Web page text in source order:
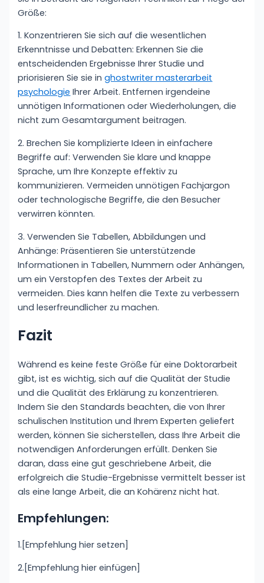
Größe:
1. Konzentrieren Sie sich auf die wesentlichen
Erkenntnisse und Debatten: Erkennen Sie die
entscheidenden Ergebnisse Ihrer Studie und
priorisieren Sie sie inghostwriter masterarbeit
psychologie Ihrer Arbeit. Entfernen irgendeine
unnötigen Informationen oder Wiederholungen, die
nicht zum Gesamtargument beitragen.
2. Brechen Sie komplizierte Ideen in einfachere
Begriffe auf: Verwenden Sie klare und knappe
Sprache, um Ihre Konzepte effektiv zu
kommunizieren. Vermeiden unnötigen Fachjargon
oder technologische Begriffe, die den Besucher
verwirren könnten.
3. Verwenden Sie Tabellen, Abbildungen und
Anhänge: Präsentieren Sie unterstützende
Informationen in Tabellen, Nummern oder Anhängen,
um ein Verstopfen des Textes der Arbeit zu
vermeiden. Dies kann helfen die Texte zu verbessern
und leserfreundlicher zu machen.
Fazit
Während es keine feste Größe für eine Doktorarbeit
gibt, ist es wichtig, sich auf die Qualität der Studie
und die Qualität des Erklärung zu konzentrieren.
Indem Sie den Standards beachten, die von Ihrer
schulischen Institution und Ihrem Experten geliefert
werden, können Sie sicherstellen, dass Ihre Arbeit die
notwendigen Anforderungen erfüllt. Denken Sie
daran, dass eine gut geschriebene Arbeit, die
erfolgreich die Studie-Ergebnisse vermittelt besser ist
als eine lange Arbeit, die an Kohärenz nicht hat.
Empfehlungen:
1.[Empfehlung hier setzen]
2.[Empfehlung hier einfügen]